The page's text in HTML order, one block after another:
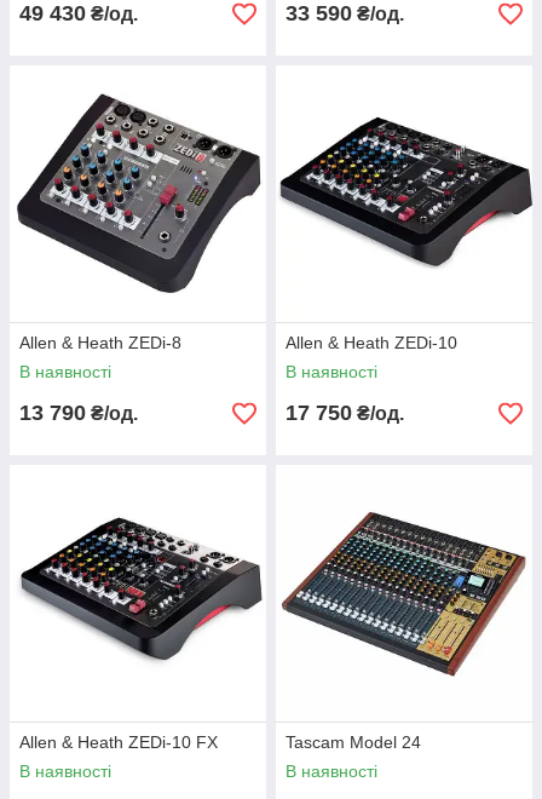
49 430 ₴/од. 33 590 ₴/од.
Allen & Heath ZEDi-8
В наявності
13 790 ₴/од.
Allen & Heath ZEDi-10
В наявності
17 750 ₴/од.
Allen & Heath ZEDi-10 FX
В наявності
Tascam Model 24
В наявності